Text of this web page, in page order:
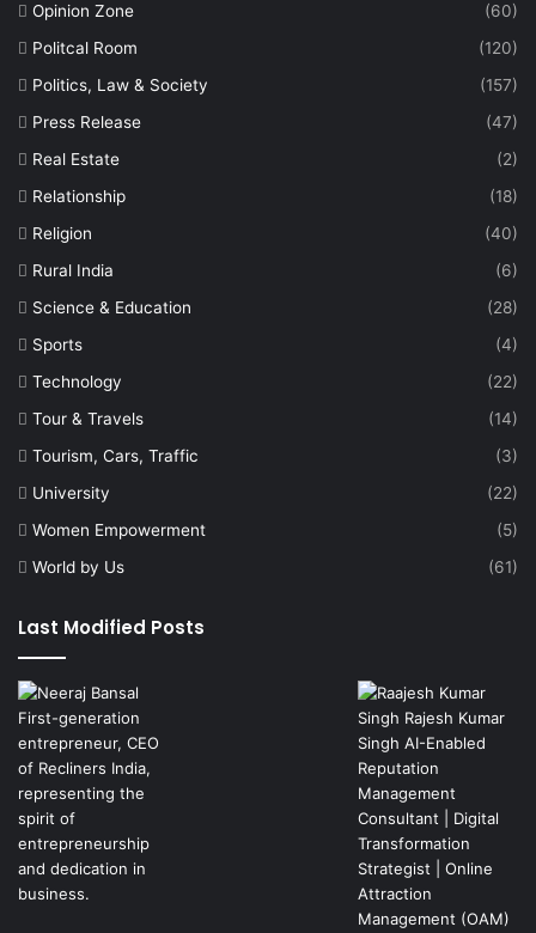
Opinion Zone
(60)
Politcal Room
(120)
Politics, Law & Society
(157)
Press Release
(47)
Real Estate
(2)
Relationship
(18)
Religion
(40)
Rural India
(6)
Science & Education
(28)
Sports
(4)
Technology
(22)
Tour & Travels
(14)
Tourism, Cars, Traffic
(3)
University
(22)
Women Empowerment
(5)
World by Us
(61)
Last Modified Posts